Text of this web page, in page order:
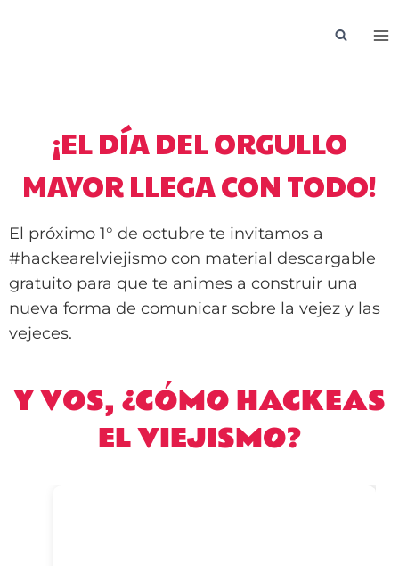
¡EL DÍA DEL ORGULLO
MAYOR LLEGA CON TODO!
El próximo 1° de octubre te invitamos a
#hackearelviejismo con material descargable
gratuito para que te animes a construir una
nueva forma de comunicar sobre la vejez y las
vejeces.
Y VOS, ¿CÓMO HACKEAS
EL VIEJISMO?